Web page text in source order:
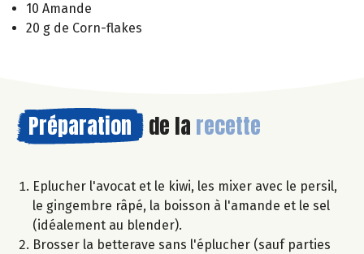
10 Amande
20 g de Corn-flakes
Préparation de la recette
Eplucher l'avocat et le kiwi, les mixer avec le persil,
le gingembre râpé, la boisson à l'amande et le sel
(idéalement au blender).
Brosser la betterave sans l'éplucher (sauf parties